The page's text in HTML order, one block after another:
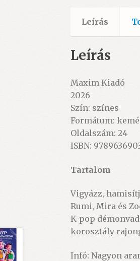
mennyiség
Leírás
Leírás
Maxim Kiadó
2026
Szín: színes
Formátum:
Oldalszám: 24
ISBN:
Tartalom
Vigyázz,
Rumi, Mira és
K-pop
korosztály
Infó: Nagyon